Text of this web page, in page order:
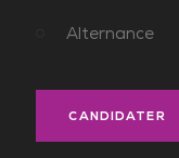
Alternance
CANDIDATER